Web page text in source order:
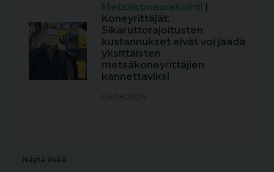
Metsäkoneurakointi |
Koneyrittäjät:
Sikaruttorajoitusten
kustannukset eivät voi jäädä
yksittäisten
metsäkoneyrittäjien
kannettaviksi
04.08.2026
Näytä lisää